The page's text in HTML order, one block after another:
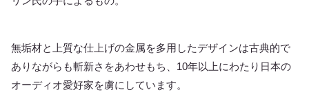
無垢材と上質な仕上げの金属を多用したデザインは古典的で
ありながらも斬新さをあわせもち、10年以上にわたり日本の
オーディオ愛好家を虜にしています。